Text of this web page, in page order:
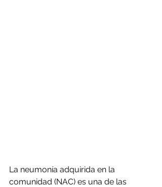
La neumonía adquirida en la
comunidad (NAC) es una de las